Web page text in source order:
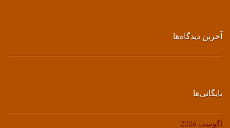
آخرین دیدگاه‌ها
بایگانی‌ها
آگوست 2026